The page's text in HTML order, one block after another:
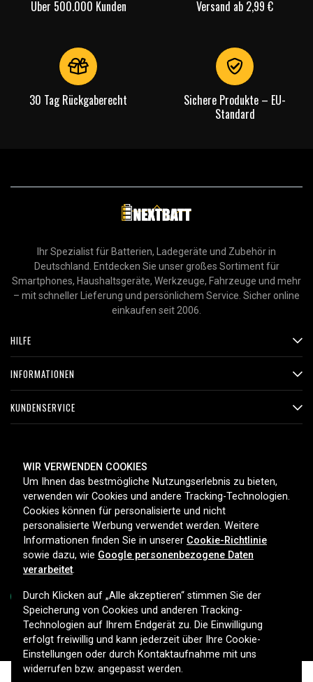
Über 500.000 Kunden Versand ab 2,99 €
30 Tag Rückgaberecht
Sichere Produkte – EU-
Standard
Ihr Spezialist für Batterien, Ladegeräte und Zubehör in
Deutschland. Entdecken Sie unser großes Sortiment für
Smartphones, Haushaltsgeräte, Werkzeuge, Fahrzeuge und mehr
– mit schneller Lieferung und persönlichem Service. Sicher online
einkaufen seit 2006.
HILFE
INFORMATIONEN
KUNDENSERVICE
ZAHLUNGSMETHODEN
LIEFEROPTIONEN
Copyright © 2026, Spares Nordic AB
WIR VERWENDEN COOKIES
Um Ihnen das bestmögliche Nutzungserlebnis zu bieten,
verwenden wir Cookies und andere Tracking-Technologien.
Cookies können für personalisierte und nicht
personalisierte Werbung verwendet werden. Weitere
Informationen finden Sie in unserer Cookie-Richtlinie
sowie dazu, wie Google personenbezogene Daten
verarbeitet.
Durch Klicken auf „Alle akzeptieren“ stimmen Sie der
Speicherung von Cookies und anderen Tracking-
Technologien auf Ihrem Endgerät zu. Die Einwilligung
erfolgt freiwillig und kann jederzeit über Ihre Cookie-
Einstellungen oder durch Kontaktaufnahme mit uns
widerrufen bzw. angepasst werden.